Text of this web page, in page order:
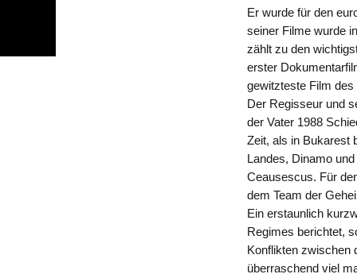
Er wurde für den
seiner Filme wurde
zählt zu den
erster
gewitzteste Film
Der Regisseur und
der Vater 1988
Zeit, als in Bukarest
Landes, Dinamo
Ceausescus. Für
dem Team der
Ein erstaunlich
Regimes berichtet,
Konflikten zwischen
überraschend viel